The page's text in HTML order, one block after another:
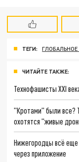
ТЕГИ:
ЧИТАЙТЕ ТАКЖЕ:
Технофашисты XXI
"Кротами" были все?
охотятся "живые
Нижегородцы всё еще
через приложение